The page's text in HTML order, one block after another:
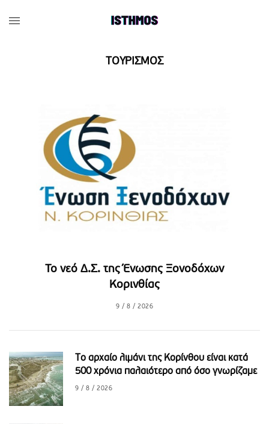
ΤΟΥΡΙΣΜΟΣ
To νεό Δ.Σ. της Ένωσης Ξονοδόχων
Κορινθίας
9 / 8 / 2026
Το αρχαίο λιμάνι της Κορίνθου είναι κατά
500 χρόνια παλαιότερο από όσο γνωρίζαμε
9 / 8 / 2026